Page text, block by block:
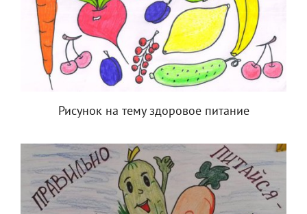
Рисунок на тему здоровое питание